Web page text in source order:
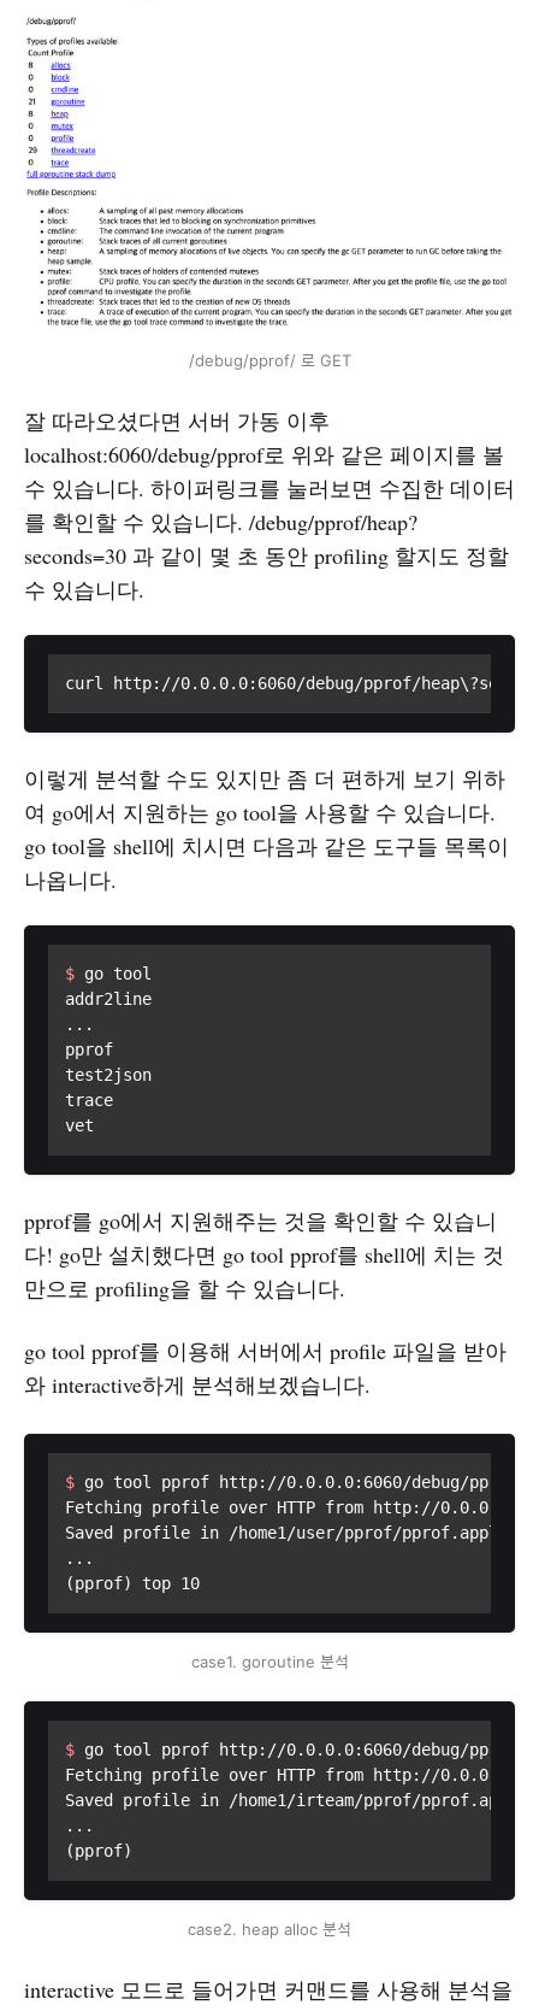
/debug/pprof/ 로 GET
잘 따라오셨다면 서버 가동 이후
localhost:6060/debug/pprof로 위와 같은 페이지를 볼
수 있습니다. 하이퍼링크를 눌러보면 수집한 데이터
를 확인할 수 있습니다. /debug/pprof/heap?
seconds=30 과 같이 몇 초 동안 profiling 할지도 정할
수 있습니다.
curl http://0.0.0.0:6060/debug/pprof/
이렇게 분석할 수도 있지만 좀 더 편하게 보기 위하
여 go에서 지원하는 go tool을 사용할 수 있습니다.
go tool을 shell에 치시면 다음과 같은 도구들 목록이
나옵니다.
$ go tool
addr2line
...
pprof
test2json
trace
vet
pprof를 go에서 지원해주는 것을 확인할 수 있습니
다! go만 설치했다면 go tool pprof를 shell에 치는 것
만으로 profiling을 할 수 있습니다.
go tool pprof를 이용해 서버에서 profile 파일을 받아
와 interactive하게 분석해보겠습니다.
$ go tool pprof http://0.0.0.0:6060/debug/pprof/
Fetching profile over HTTP from http://
Saved profile in /home1/user/pprof/
...
(pprof) top 10
case1. goroutine 분석
$ go tool pprof http://0.0.0.0:6060/debug/pprof/
Fetching profile over HTTP from http://
Saved profile in /home1/irteam/pprof/
...
(pprof)
case2. heap alloc 분석
interactive 모드로 들어가면 커맨드를 사용해 분석을